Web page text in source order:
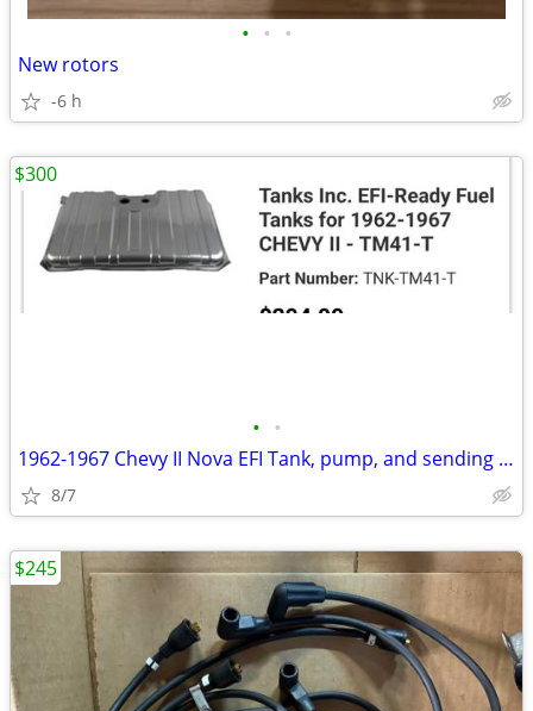
• • •
New rotors
-6 h
• •
1962-1967 Chevy II Nova EFI Tank, pump, and sending unit
8/7
$300
$245